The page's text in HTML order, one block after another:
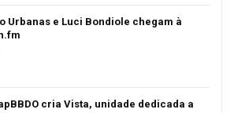
Urbanas e Luci Bondiole chegam à
cria Vista, unidade dedicada a